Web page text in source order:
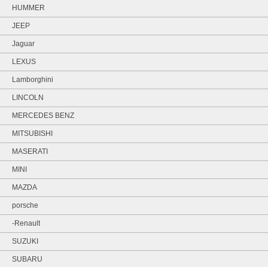
HUMMER
JEEP
Jaguar
LEXUS
Lamborghini
LINCOLN
MERCEDES BENZ
MITSUBISHI
MASERATI
MINI
MAZDA
porsche
-Renault
SUZUKI
SUBARU